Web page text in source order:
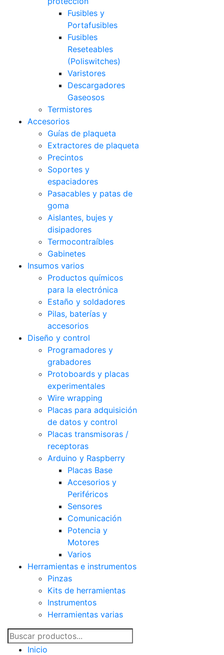
Fusibles y
Portafusibles
Fusibles
Reseteables
(Poliswitches)
Varistores
Descargadores
Gaseosos
Termistores
Accesorios
Guías de plaqueta
Extractores de plaqueta
Precintos
Soportes y
espaciadores
Pasacables y patas de
goma
Aislantes, bujes y
disipadores
Termocontraíbles
Gabinetes
Insumos varios
Productos químicos
para la electrónica
Estaño y soldadores
Pilas, baterías y
accesorios
Diseño y control
Programadores y
grabadores
Protoboards y placas
experimentales
Wire wrapping
Placas para adquisición
de datos y control
Placas transmisoras /
receptoras
Arduino y Raspberry
Placas Base
Accesorios y
Periféricos
Sensores
Comunicación
Potencia y
Motores
Varios
Herramientas e instrumentos
Pinzas
Kits de herramientas
Instrumentos
Herramientas varias
Inicio